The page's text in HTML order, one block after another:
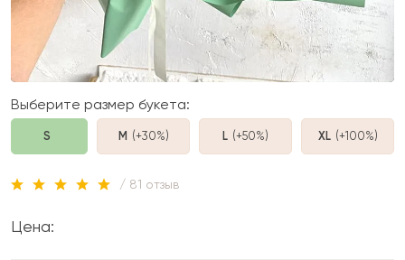
Выберите размер букета:
S M (+30%) L (+50%) XL (+100%)
/ 81 отзыв
Цена: